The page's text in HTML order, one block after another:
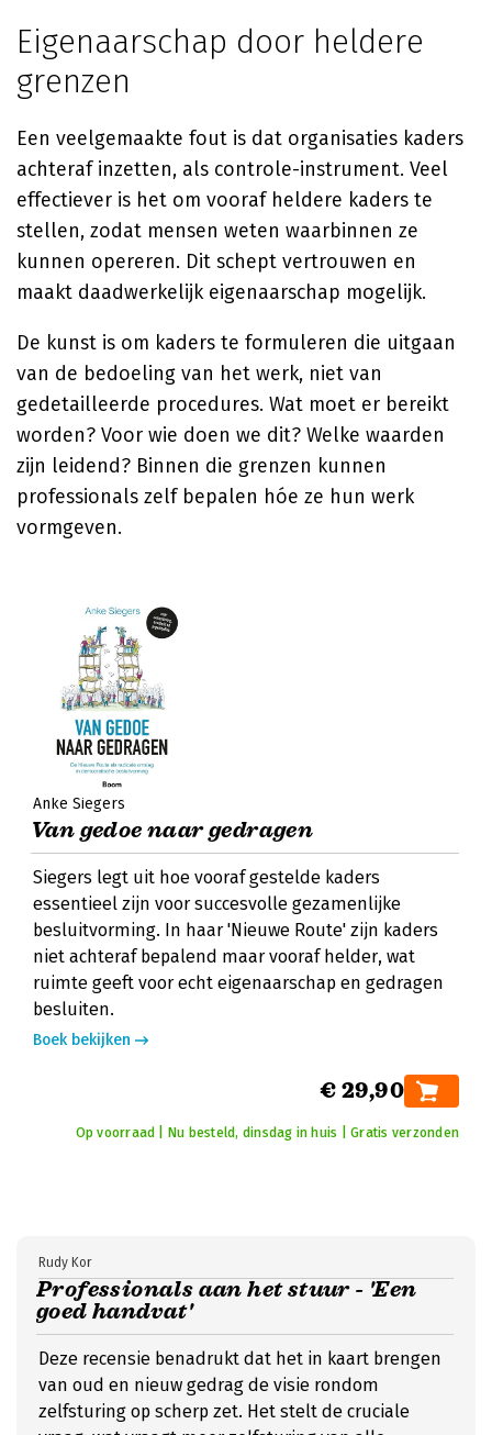
Eigenaarschap door heldere
grenzen
Een veelgemaakte fout is dat organisaties kaders
achteraf inzetten, als controle-instrument. Veel
effectiever is het om vooraf heldere kaders te
stellen, zodat mensen weten waarbinnen ze
kunnen opereren. Dit schept vertrouwen en
maakt daadwerkelijk eigenaarschap mogelijk.
De kunst is om kaders te formuleren die uitgaan
van de bedoeling van het werk, niet van
gedetailleerde procedures. Wat moet er bereikt
worden? Voor wie doen we dit? Welke waarden
zijn leidend? Binnen die grenzen kunnen
professionals zelf bepalen hóe ze hun werk
vormgeven.
Anke Siegers
Van gedoe naar gedragen
Siegers legt uit hoe vooraf gestelde kaders
essentieel zijn voor succesvolle gezamenlijke
besluitvorming. In haar 'Nieuwe Route' zijn kaders
niet achteraf bepalend maar vooraf helder, wat
ruimte geeft voor echt eigenaarschap en gedragen
besluiten.
Boek bekijken
€ 29,90
Op voorraad | Nu besteld, dinsdag in huis | Gratis verzonden
Professionals aan het stuur - 'Een
goed handvat'
Rudy Kor
Deze recensie benadrukt dat het in kaart brengen
van oud en nieuw gedrag de visie rondom
zelfsturing op scherp zet. Het stelt de cruciale